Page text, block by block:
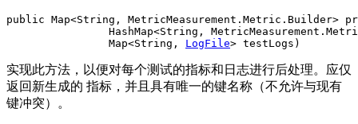
public Map<String, MetricMeasurement.Metric.Builder>
HashMap<String,
                Map<String,
LogFile> testLogs)
实现此方法，以便对每个测试的指标和日志进行后处理。应仅
返回新生成的 指标，并且具有唯一的键名称（不允许与现有
键冲突）。